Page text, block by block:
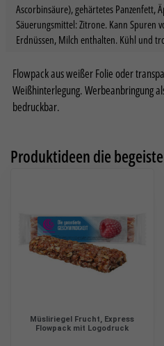
Ascorbinsäure), gehärtetes Panzenfett,
Säuerungsmittel: Zitrone. Kann Spuren
Erdnüssen, Milch enthalten. Kühl und
Flowpack aus weißer Folie oder
Weißhinterlegung. Werbeanbringung
bedruckbar.
Produktideen die
Müsliriegel Frucht, Express
Flowpack mit Logodruck
Datenschutzeinstellungen
Essenziell (2)
einwandfreie Funktion der Website
Cookie-
helfen uns zu verstehen, wie unsere
Cookie-